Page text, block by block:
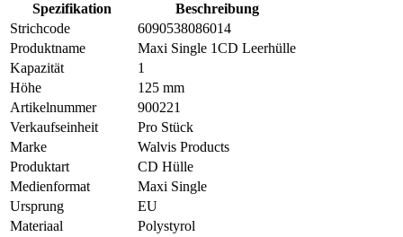
Spezifikation
Beschreibung
Strichcode
6090538086014
Produktname
Maxi Single 1CD Leerhülle
Kapazität
1
Höhe
125 mm
Artikelnummer
900221
Verkaufseinheit
Pro Stück
Marke
Walvis Products
Produktart
CD Hülle
Medienformat
Maxi Single
Ursprung
EU
Materiaal
Polystyrol